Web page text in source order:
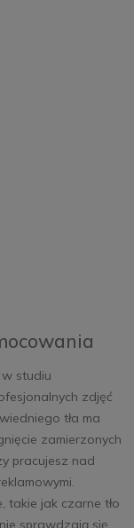
studiu
zdjęć
tła ma
zamierzonych
pracujesz nad
takie jak czarne tło
sprawdzają się